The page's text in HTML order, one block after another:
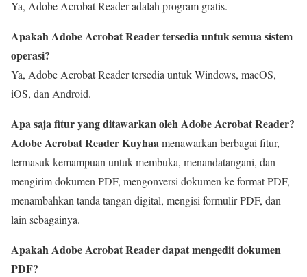
Ya, Adobe Acrobat Reader adalah program gratis.
Apakah Adobe Acrobat Reader tersedia untuk semua sistem
operasi?
Ya, Adobe Acrobat Reader tersedia untuk Windows, macOS,
iOS, dan Android.
Apa saja fitur yang ditawarkan oleh Adobe Acrobat Reader?
Adobe Acrobat Reader Kuyhaamenawarkan berbagai fitur,
termasuk kemampuan untuk membuka, menandatangani, dan
mengirim dokumen PDF, mengonversi dokumen ke format PDF,
menambahkan tanda tangan digital, mengisi formulir PDF, dan
lain sebagainya.
Apakah Adobe Acrobat Reader dapat mengedit dokumen
PDF?